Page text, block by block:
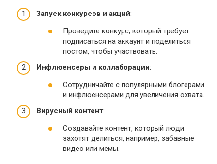
Запуск конкурсов и акций:
Проведите конкурс, который требует
подписаться на аккаунт и поделиться
постом, чтобы участвовать.
Инфлюенсеры и коллаборации:
Сотрудничайте с популярными блогерами
и инфлюенсерами для увеличения охвата.
Вирусный контент:
Создавайте контент, который люди
захотят делиться, например, забавные
видео или мемы.